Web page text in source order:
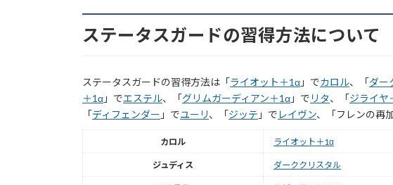
ステータスガードの習得方法について
ステータスガードの習得方法は「ライオット＋1α 」でカロル、「ダー
＋1α 」でエステル、「グリムガーディアン＋1α 」で リタ、「ジライヤ
「ディフェンダー 」でユーリ、「ジッテ 」で レイヴン、「フレンの再
カロル ライオット＋1α
ジュディス ダーククリスタル